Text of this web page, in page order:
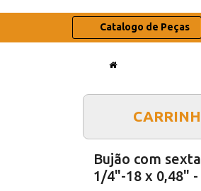
Catalogo de Peças
Bujão com
1/4"-18 x 0,48" -